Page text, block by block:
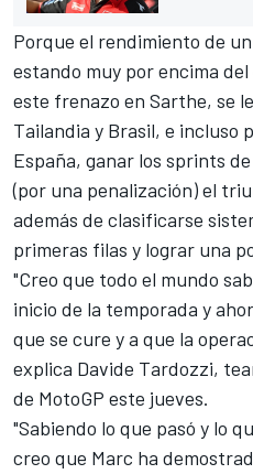
Porque el rendimiento de
estando muy por encima
este frenazo en Sarthe, se
Tailandia y Brasil, e incluso
España, ganar los sprints
(por una penalización) el
además de clasificarse
primeras filas y lograr una
"Creo que todo el mundo
inicio de la temporada y
que se cure y a que la
explica Davide Tardozzi,
de MotoGP este jueves.
"Sabiendo lo que pasó y lo
creo que Marc ha